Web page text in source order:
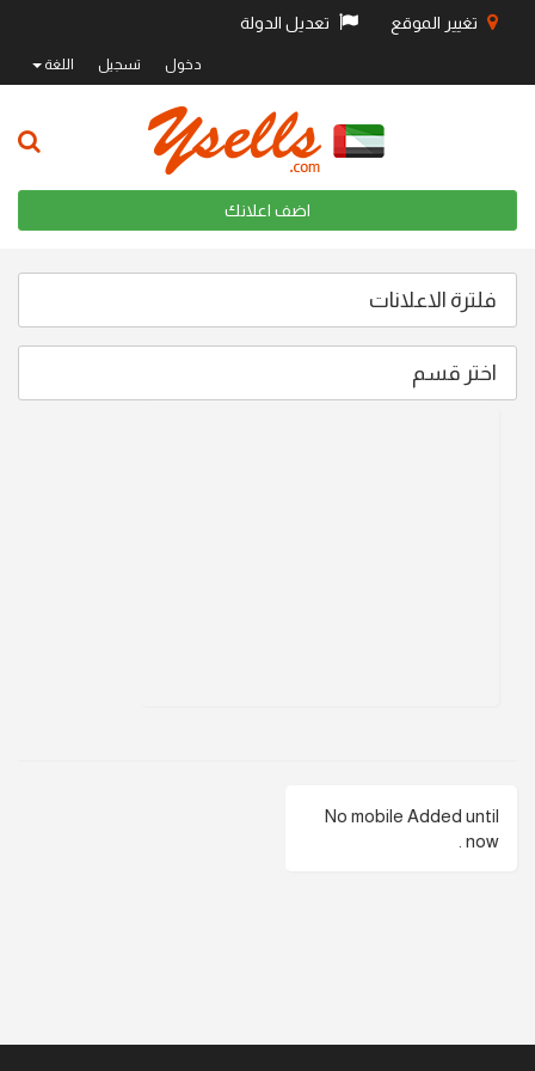
تغيير الموقع تعديل الدولة
دخول تسجيل اللغة
اضف اعلانك
فلترة الاعلانات
اختر قسم
No mobile Added until
now .